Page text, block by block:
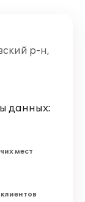
р-н,
данных:
мест